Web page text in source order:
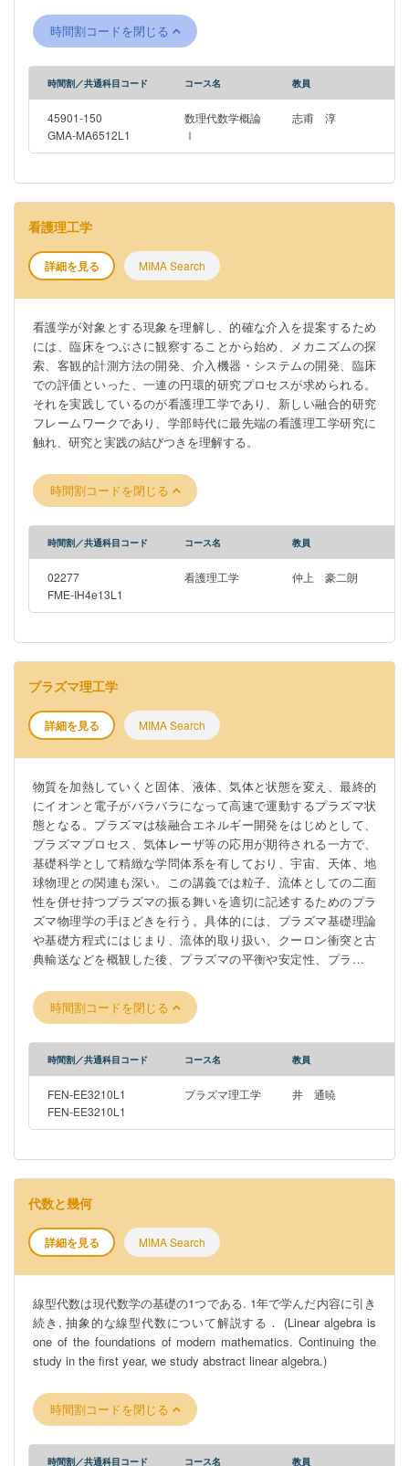
時間割コードを閉じる
時間割／共通科目コード コース名 教員
45901-150
GMA-MA6512L1
数理代数学概論
Ⅰ
志甫 淳
看護理工学
詳細を見る MIMA Search
看護学が対象とする現象を理解し、的確な介入を提案するため
には、臨床をつぶさに観察することから始め、メカニズムの探
索、客観的計測方法の開発、介入機器・システムの開発、臨床
での評価といった、一連の円環的研究プロセスが求められる。
それを実践しているのが看護理工学であり、新しい融合的研究
フレームワークであり、学部時代に最先端の看護理工学研究に
触れ、研究と実践の結びつきを理解する。
時間割コードを閉じる
時間割／共通科目コード コース名 教員
02277
FME-IH4e13L1
看護理工学 仲上 豪二朗
プラズマ理工学
詳細を見る MIMA Search
物質を加熱していくと固体、液体、気体と状態を変え、最終的
にイオンと電子がバラバラになって高速で運動するプラズマ状
態となる。プラズマは核融合エネルギー開発をはじめとして、
プラズマプロセス、気体レーザ等の応用が期待される一方で、
基礎科学として精緻な学問体系を有しており、宇宙、天体、地
球物理との関連も深い。この講義では粒子、流体としての二面
性を併せ持つプラズマの振る舞いを適切に記述するためのプラ
ズマ物理学の手ほどきを行う。具体的には、プラズマ基礎理論
や基礎方程式にはじまり、流体的取り扱い、クーロン衝突と古
典輸送などを概観した後、プラズマの平衡や安定性、プラズマ
に着けることを目的とする。
時間割コードを閉じる
時間割／共通科目コード コース名 教員
FEN-EE3210L1
FEN-EE3210L1
プラズマ理工学 井 通暁
代数と幾何
詳細を見る MIMA Search
線型代数は現代数学の基礎の1つである. 1年で学んだ内容に引き
続き, 抽象的な線型代数について解説する． (Linear algebra is
one of the foundations of modern mathematics. Continuing the
study in the first year, we study abstract linear algebra.)
時間割コードを閉じる
時間割／共通科目コード コース名 教員